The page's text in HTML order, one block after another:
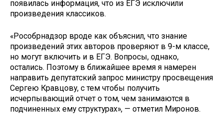
появилась информация, что из ЕГЭ исключили
произведения классиков.
«Рособрнадзор вроде как объяснил, что знание
произведений этих авторов проверяют в 9-м классе,
но могут включить и в ЕГЭ. Вопросы, однако,
остались. Поэтому в ближайшее время я намерен
направить депутатский запрос министру просвещения
Сергею Кравцову, с тем чтобы получить
исчерпывающий отчет о том, чем занимаются в
подчиненных ему структурах», — отметил Миронов.